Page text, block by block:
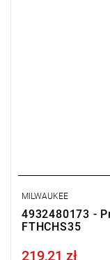
MILWAUKEE
4932480173 -
FTHCHS35
Price tax included
219,21 zł